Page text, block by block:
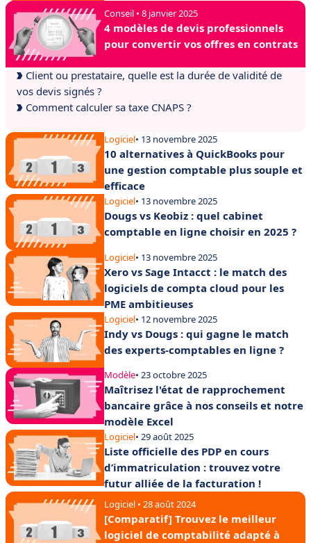
Conseil • 8 janvier 2025
4 modèles de devis professionnels
pour convertir vos offres en contrats
Client ou prestataire, quelle est la durée de validité de
vos devis signés ?
Comment calculer sa taxe CNAPS ?
Logiciel• 13 novembre 2025
10 alternatives à QuickBooks pour
une gestion comptable plus souple et
efficace
Logiciel• 13 novembre 2025
Dougs vs Keobiz : quel cabinet
comptable en ligne choisir en 2025 ?
Logiciel• 13 novembre 2025
Xero vs Sage Intacct : le match des
logiciels de compta cloud pour les
PME ambitieuses
Logiciel• 12 novembre 2025
Indy vs Dougs : qui gagne le match
des experts-comptables en ligne ?
Modèle• 23 octobre 2025
Maîtrisez l'état de rapprochement
bancaire grâce à nos conseils et notre
modèle Excel
Logiciel• 29 août 2025
Liste officielle des PDP en cours
d’immatriculation : trouvez votre
futur alliée de la facturation !
Logiciel • 28 août 2024
[Comparatif] Trouvez le meilleur
logiciel de comptabilité adapté à